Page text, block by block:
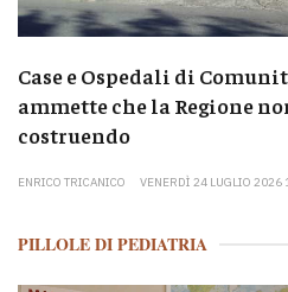
Case e Ospedali di
ammette che la Regione
costruendo
ENRICO TRICANICO VENERDÌ 24 LUGLIO 2026
PILLOLE DI PEDIATRIA